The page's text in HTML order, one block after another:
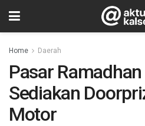
Home Daerah
Pasar
Sediakan
Motor